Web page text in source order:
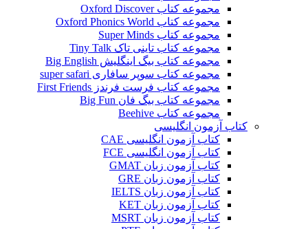
مجموعه کتاب Oxford Discover
مجموعه کتاب Oxford Phonics World
مجموعه کتاب Super Minds
مجموعه کتاب تاینی تاک Tiny Talk
مجموعه کتاب بیگ اینگلیش Big English
مجموعه کتاب سوپر سافاری super safari
مجموعه کتاب فرست فرندز First Friends
مجموعه کتاب بیگ فان Big Fun
مجموعه کتاب Beehive
کتاب آزمون انگلیسی
کتاب آزمون انگلیسی CAE
کتاب آزمون انگلیسی FCE
کتاب آزمون زبان GMAT
کتاب آزمون زبان GRE
کتاب آزمون زبان IELTS
کتاب آزمون زبان KET
کتاب آزمون زبان MSRT